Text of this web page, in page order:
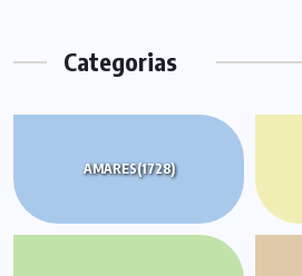
Categorias
AMARES(1728)